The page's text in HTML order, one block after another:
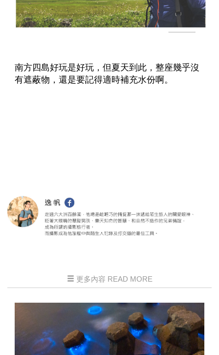
南方四島好玩是好玩，但夏天到此，整座幾乎沒
有遮蔽物，還是要記得適時補充水份啊。
更多內容 READ MORE